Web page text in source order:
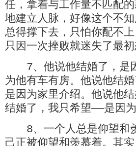
任，拿着与工作量不匹配
地建立人脉，好像这个不
总得撑下去，只怕你配不
只因一次挫败就迷失了最初
7、他说他结婚了，是
为他有车有房。他说他结
是因为家里介绍。他说他
结婚了，我只希望——是因
8、一个人总是仰望和
己正被仰望和羡慕着。其